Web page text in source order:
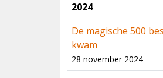
2024
De magische 500
kwam
28 november 2024